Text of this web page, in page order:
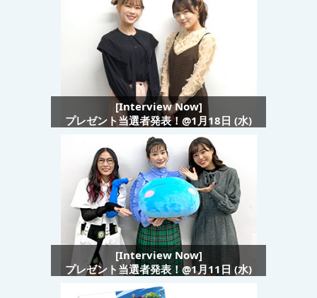
[Interview Now]
プレゼント当選者発表！@1月18日 (水)
[Interview Now]
プレゼント当選者発表！@1月11日 (水)